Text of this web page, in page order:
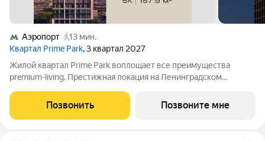
Аэропорт
13 мин.
Квартал Prime Park, 3 квартал 2027
Жилой квартал Prime Park воплощает все преимущества
premium-living. Престижная локация на Ленинградском
и Белой площади, - 20 мин. до аэропорта «Шереметьево» или
«Москва-Сити», - 4 парка
Позвонить Позвоните мне